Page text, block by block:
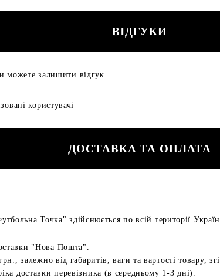
ВІДГУКИ
можете залишити відгук
користувачі
ДОСТАВКА ТА ОПЛАТА
Точка" здійснюється по всій території
"Нова Пошта".
залежно від габаритів, ваги та вартості товару,
доставки перевізника (в середньому 1-3 дні).